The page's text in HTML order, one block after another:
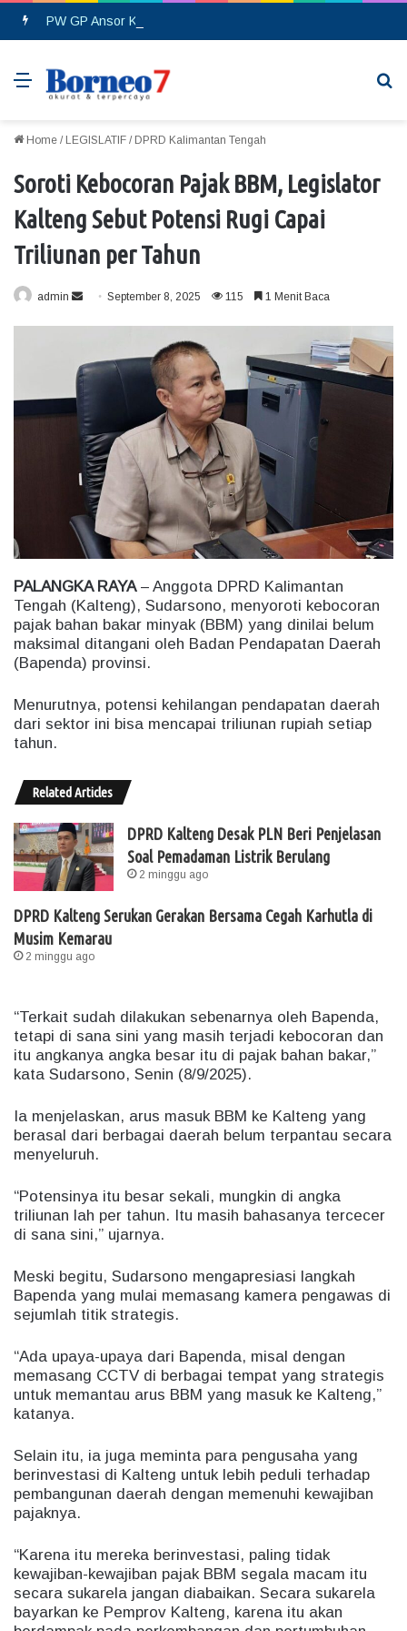
Menu
Home / LEGISLATIF / DPRD Kalimantan Tengah
Soroti Kebocoran Pajak BBM, Legislator
Kalteng Sebut Potensi Rugi Capai
Triliunan per Tahun
admin
d
e
m
a
l
September 8, 2025 115 1 Menit Baca
PALANGKA RAYA– Anggota DPRD Kalimantan
Tengah (Kalteng), Sudarsono, menyoroti kebocoran
pajak bahan bakar minyak (BBM) yang dinilai belum
maksimal ditangani oleh Badan Pendapatan Daerah
(Bapenda) provinsi.
Menurutnya, potensi kehilangan pendapatan daerah
dari sektor ini bisa mencapai triliunan rupiah setiap
tahun.
Related Articles
DPRD Kalteng Desak PLN Beri Penjelasan
Soal Pemadaman Listrik Berulang
2 minggu ago
DPRD Kalteng Serukan Gerakan Bersama Cegah Karhutla di
Musim Kemarau
2 minggu ago
“Terkait sudah dilakukan sebenarnya oleh Bapenda,
tetapi di sana sini yang masih terjadi kebocoran dan
itu angkanya angka besar itu di pajak bahan bakar,”
kata Sudarsono, Senin (8/9/2025).
Ia menjelaskan, arus masuk BBM ke Kalteng yang
berasal dari berbagai daerah belum terpantau secara
menyeluruh.
“Potensinya itu besar sekali, mungkin di angka
triliunan lah per tahun. Itu masih bahasanya tercecer
di sana sini,” ujarnya.
Meski begitu, Sudarsono mengapresiasi langkah
Bapenda yang mulai memasang kamera pengawas di
sejumlah titik strategis.
“Ada upaya-upaya dari Bapenda, misal dengan
memasang CCTV di berbagai tempat yang strategis
untuk memantau arus BBM yang masuk ke Kalteng,”
katanya.
Selain itu, ia juga meminta para pengusaha yang
berinvestasi di Kalteng untuk lebih peduli terhadap
pembangunan daerah dengan memenuhi kewajiban
pajaknya.
“Karena itu mereka berinvestasi, paling tidak
kewajiban-kewajiban pajak BBM segala macam itu
secara sukarela jangan diabaikan. Secara sukarela
bayarkan ke Pemprov Kalteng, karena itu akan